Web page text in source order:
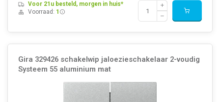
Voor 21u besteld, morgen in huis*
Voorraad: 1
Gira 329426 schakelwip jaloezieschakelaar 2-voudig
Systeem 55 aluminium mat